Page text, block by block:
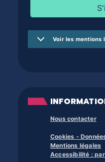
Voir les mentions
Nous contacter
Cookies -
Mentions légales
Accessibilité :